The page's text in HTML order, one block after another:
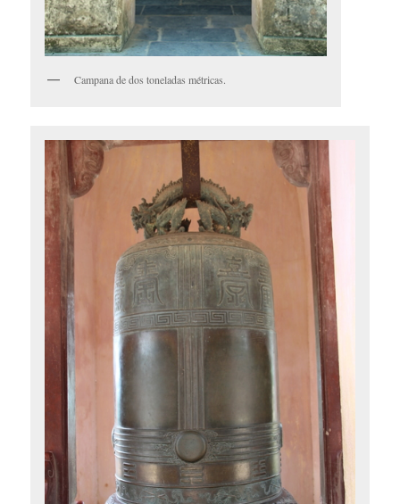
Campana de dos toneladas métricas.